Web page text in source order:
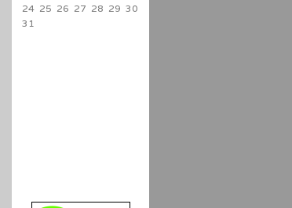
24 25 26 27 28 29 30
31